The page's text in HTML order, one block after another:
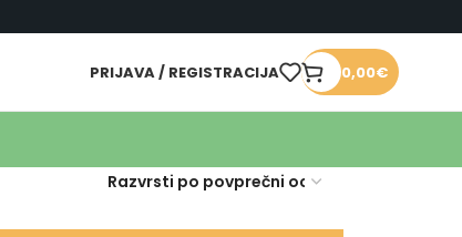
PRIJAVA / REGISTRACIJA 0,00€